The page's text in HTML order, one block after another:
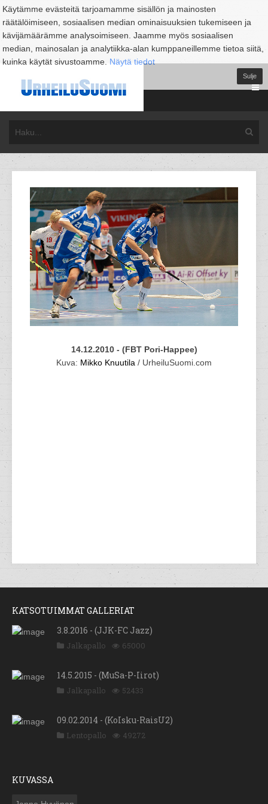
Käytämme evästeitä tarjoamamme sisällön ja mainosten
räätälöimiseen, sosiaalisen median ominaisuuksien tukemiseen ja
kävijämäärämme analysoimiseen. Jaamme myös sosiaalisen
median, mainosalan ja analytiikka-alan kumppaneillemme tietoa siitä,
kuinka käytät sivustoamme. Näytä tiedot
Sulje
14.12.2010 - (FBT Pori-Happee)
Kuva: Mikko Knuutila / UrheiluSuomi.com
KATSOTUIMMAT GALLERIAT
3.8.2016 - (JJK-FC Jazz)
Jalkapallo 65000
14.5.2015 - (MuSa-P-Iirot)
Jalkapallo 52433
09.02.2014 - (KoIsku-RaisU2)
Lentopallo 49272
KUVASSA